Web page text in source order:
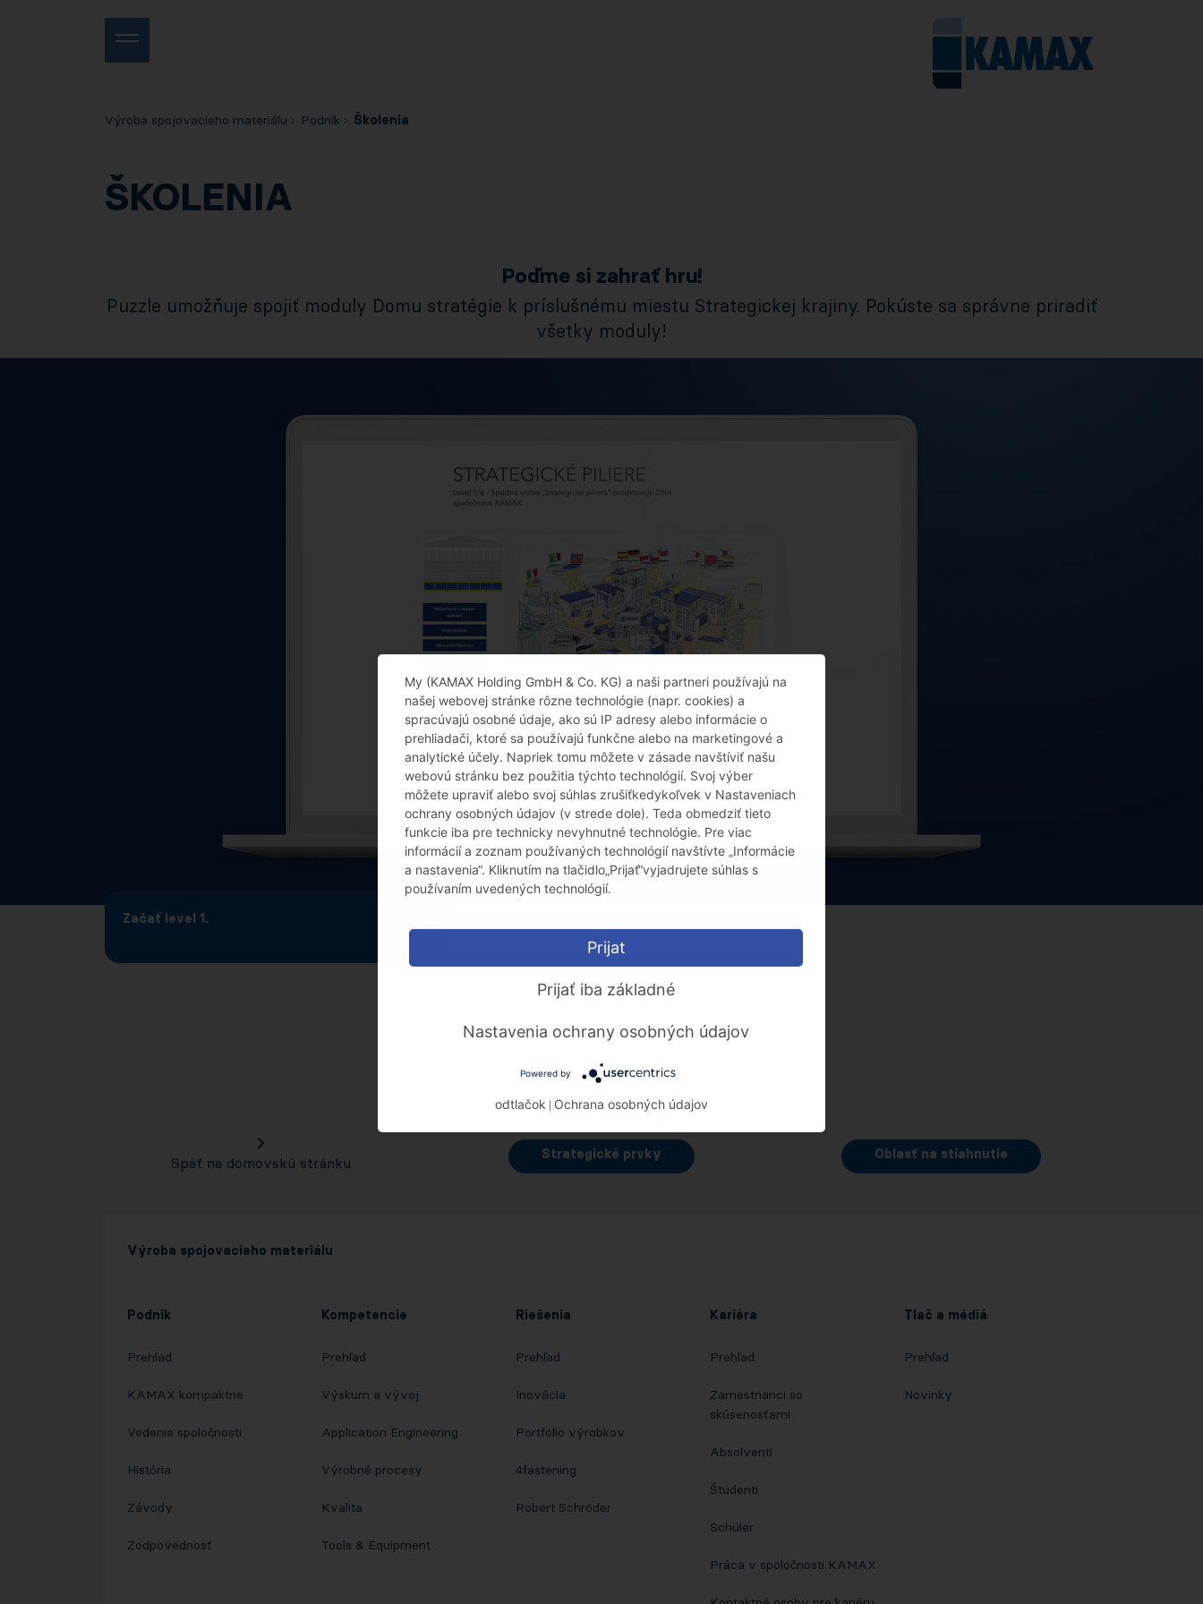
Výroba spojovacieho materiálu Podnik Školenia
ŠKOLENIA
Poďme si zahrať hru!
Puzzle umožňuje spojiť moduly Domu stratégie k príslušnému miestu Strategickej krajiny. Pokúste sa správne priradiť
všetky moduly!
Začať level 1.
Ďalšie odkazy
Späť na domovskú stránku Strategické prvky Oblasť na stiahnutie
Výroba spojovacieho materiálu
Podnik
Prehľad
KAMAX kompaktne
Vedenie spoločnosti
História
Závody
Zodpovednosť
Kompetencie
Prehľad
Výskum a vývoj
Application Engineering
Výrobné procesy
Kvalita
Tools & Equipment
Riešenia
Prehľad
Inovácia
Portfólio výrobkov
4fastening
Robert Schröder
Kariéra
Prehľad
Zamestnanci so
skúsenosťami
Absolventi
Študenti
Schüler
Práca v spoločnosti KAMAX
Tlač a médiá
Prehľad
Novinky
My (KAMAX Holding GmbH & Co. KG) a naši partneri používajú na
našej webovej stránke rôzne technológie (napr. cookies) a
spracúvajú osobné údaje, ako sú IP adresy alebo informácie o
prehliadači, ktoré sa používajú funkčne alebo na marketingové a
analytické účely. Napriek tomu môžete v zásade navštíviť našu
webovú stránku bez použitia týchto technológií. Svoj výber
môžete upraviť alebo svoj súhlas zrušiťkedykoľvek v Nastaveniach
ochrany osobných údajov (v strede dole). Teda obmedziť tieto
funkcie iba pre technicky nevyhnutné technológie. Pre viac
informácií a zoznam používaných technológií navštívte „Informácie
a nastavenia“. Kliknutím na tlačidlo„Prijať“vyjadrujete súhlas s
používaním uvedených technológií.
Prijat
Prijať iba základné
Nastavenia ochrany osobných údajov
Powered by
odtlačok Ochrana osobných údajov